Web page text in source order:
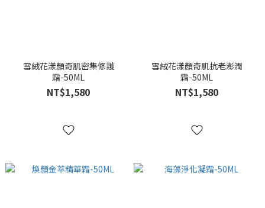
雪絨花漾顏奇肌密集修護
霜-50ML
NT$1,580
雪絨花漾顏奇肌抗老澎潤
霜-50ML
NT$1,580